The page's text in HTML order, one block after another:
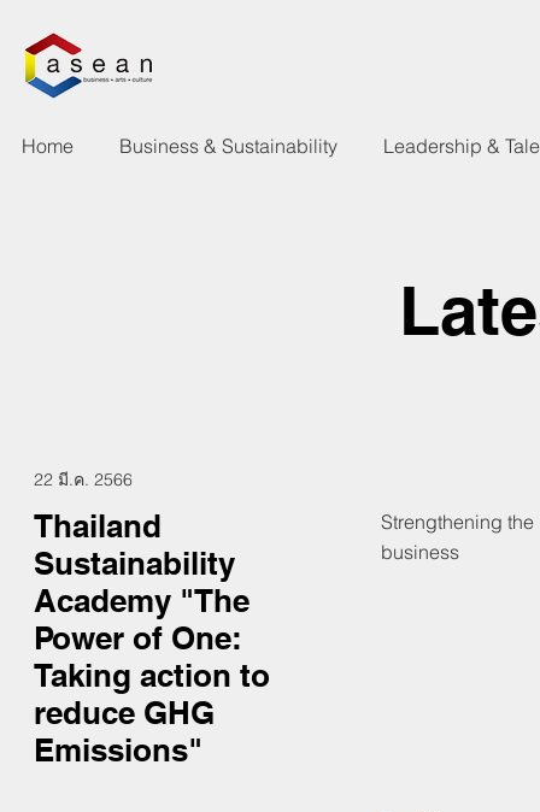
Home Business & Sustainability Leadership &
22 มี.ค. 2566
Thailand
Sustainability
Academy "The
Power of One:
Taking action to
reduce GHG
Emissions"
Strengthening
business